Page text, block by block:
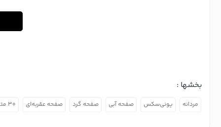
بخشها :
مردانه یونی‌سکس صفحه آبی صفحه گرد صفحه عقربه‌ای ۳۰ متر ضد آب